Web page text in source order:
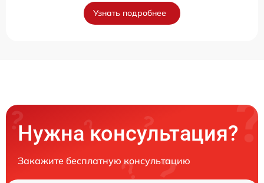
Узнать подробнее
Нужна консультация?
Закажите бесплатную консультацию